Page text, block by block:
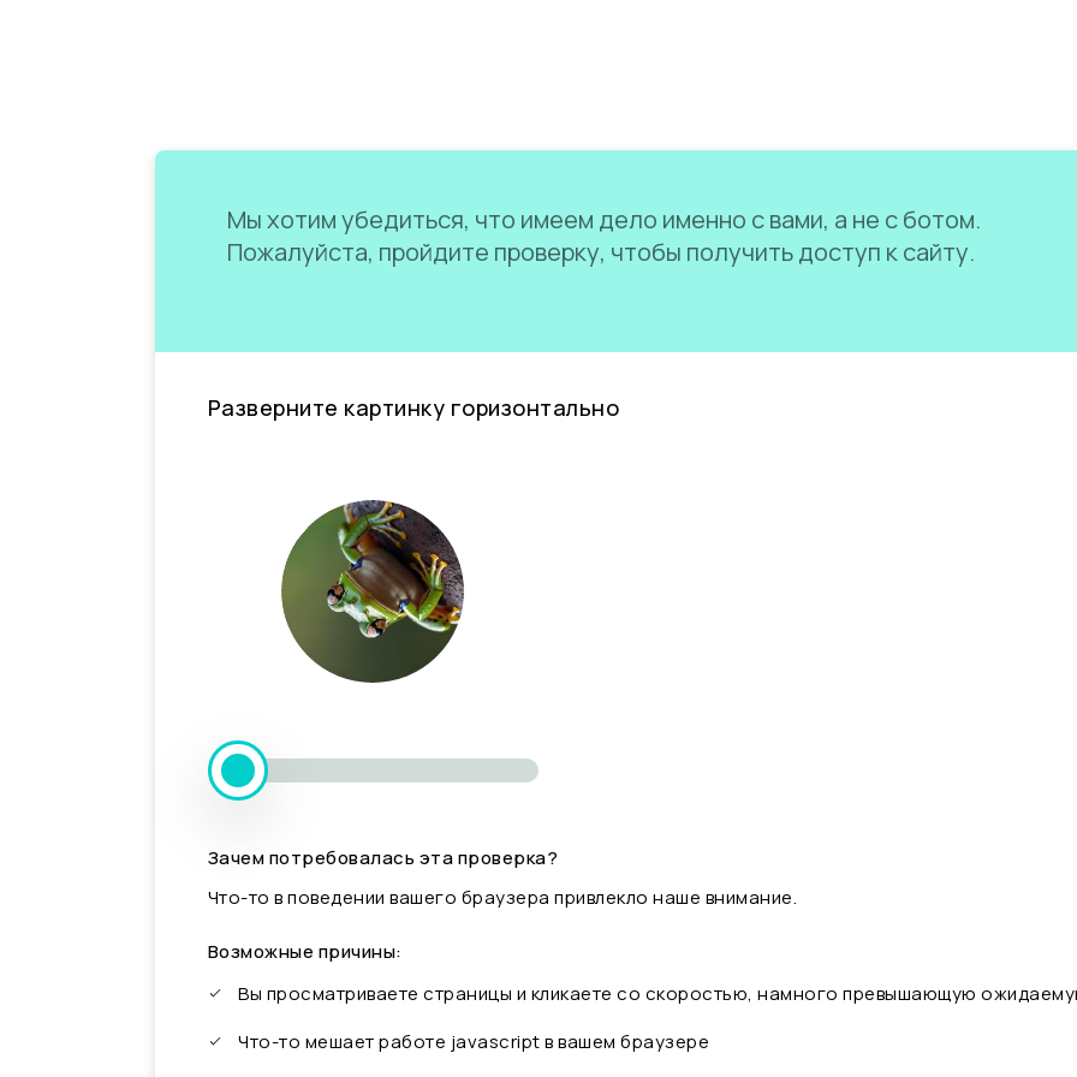
Мы хотим убедиться, что имеем дело именно с вами, а не с ботом.
Пожалуйста, пройдите проверку, чтобы получить доступ к сайту.
Разверните картинку горизонтально
Зачем потребовалась эта проверка?
Что-то в поведении вашего браузера привлекло наше внимание.
Возможные причины:
Вы просматриваете страницы и кликаете со скоростью, намного превышающую
Что-то мешает работе javascript в вашем браузере